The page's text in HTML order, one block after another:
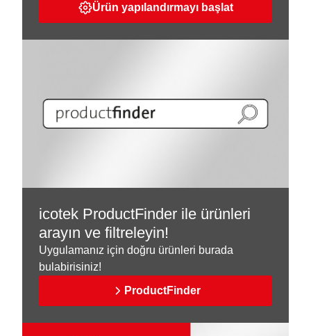
Ürün yapılandırmayı başlat
icotek ProductFinder ile ürünleri
arayın ve filtreleyin!
Uygulamanız için doğru ürünleri burada
bulabirisiniz!
ProductFinder